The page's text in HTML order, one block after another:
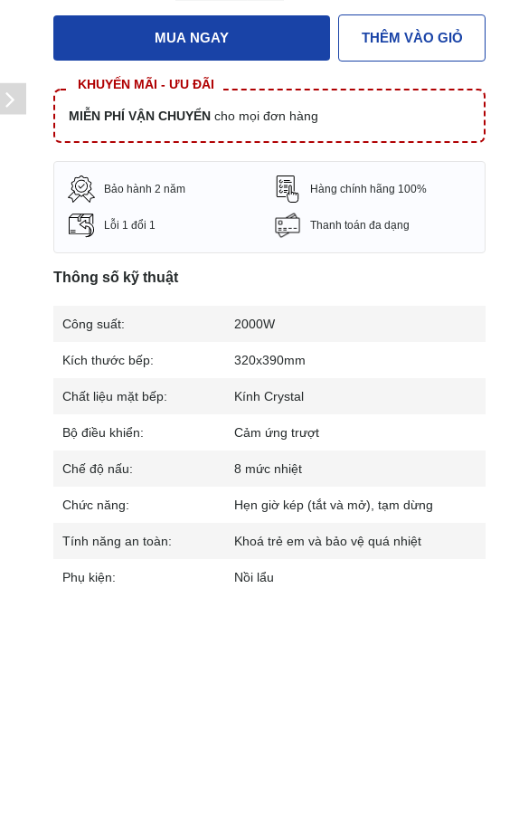
MUA NGAY THÊM VÀO GIỎ
KHUYẾN MÃI - ƯU ĐÃI
MIỄN PHÍ VẬN CHUYỂN cho mọi đơn hàng
Bảo hành 2 năm Hàng chính hãng 100%
Lỗi 1 đổi 1 Thanh toán đa dạng
Thông số kỹ thuật
Công suất: 2000W
Kích thước bếp: 320x390mm
Chất liệu mặt bếp: Kính Crystal
Bộ điều khiển: Cảm ứng trượt
Chế độ nấu: 8 mức nhiệt
Chức năng: Hẹn giờ kép (tắt và mở), tạm dừng
Tính năng an toàn: Khoá trẻ em và bảo vệ quá nhiệt
Phụ kiện: Nồi lẩu